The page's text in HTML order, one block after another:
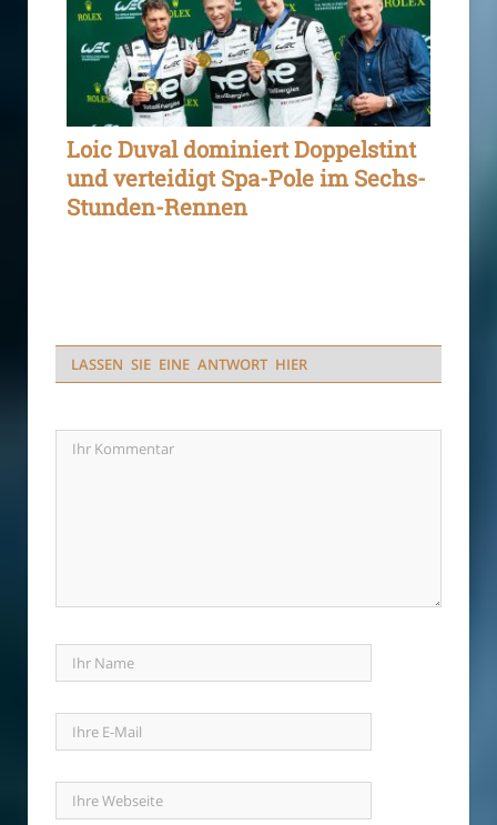
Loic Duval dominiert Doppelstint
und verteidigt Spa-Pole im Sechs-
Stunden-Rennen
LASSEN SIE EINE ANTWORT HIER